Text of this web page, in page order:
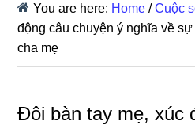
You are here: Home / Cuộc
động câu chuyện ý nghĩa về
cha mẹ
Đôi bàn tay mẹ, xúc